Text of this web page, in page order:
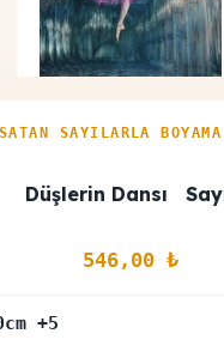
SAYILARLA
Düşlerin Dansı
546,00 ₺
+5